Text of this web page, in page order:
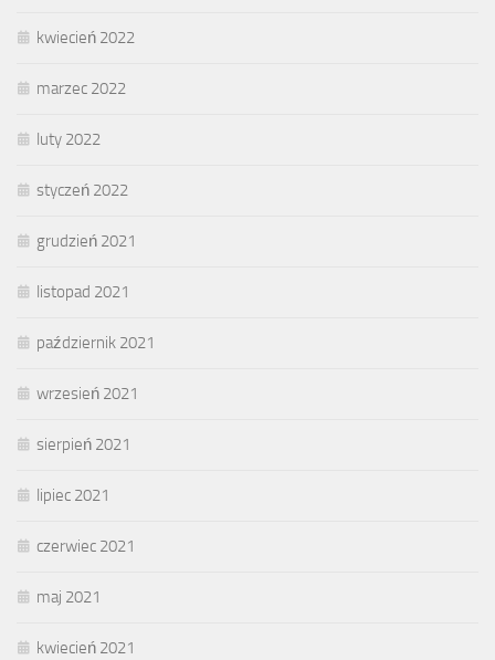
kwiecień 2022
marzec 2022
luty 2022
styczeń 2022
grudzień 2021
listopad 2021
październik 2021
wrzesień 2021
sierpień 2021
lipiec 2021
czerwiec 2021
maj 2021
kwiecień 2021